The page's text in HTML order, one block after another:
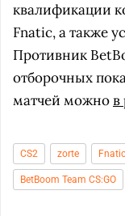
квалификации
Fnatic, а также
Противник
отборочных
матчей можнов
CS2 zorte Fnatic
BetBoom Team CS:GO